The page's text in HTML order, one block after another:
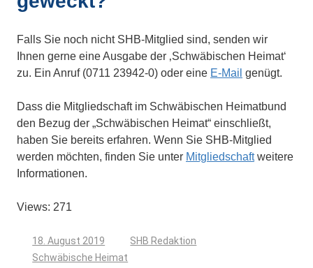
Falls Sie noch nicht SHB-Mitglied sind, senden wir
Ihnen gerne eine Ausgabe der ‚Schwäbischen Heimat‘
zu. Ein Anruf (0711 23942-0) oder eine E-Mail genügt.
Dass die Mitgliedschaft im Schwäbischen Heimatbund
den Bezug der „Schwäbischen Heimat“ einschließt,
haben Sie bereits erfahren. Wenn Sie SHB-Mitglied
werden möchten, finden Sie unter Mitgliedschaftweitere
Informationen.
Views: 271
18. August 2019
SHB Redaktion
Schwäbische Heimat